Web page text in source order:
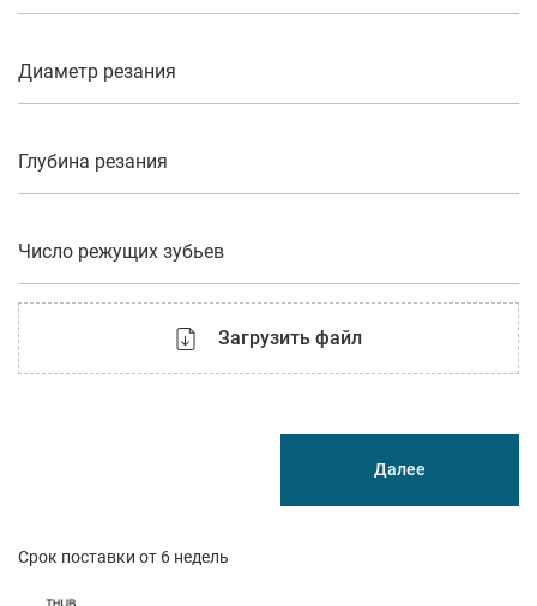
Срок поставки от 6 недель
Диаметр резания
Глубина резания
Число режущих зубьев
Загрузить файл
Далее